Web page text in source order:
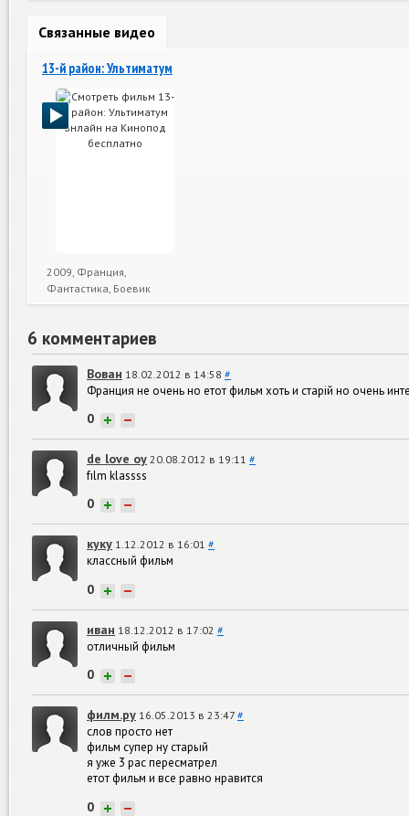
Связанные видео
13-й район: Ультиматум
2009, Франция,
Фантастика, Боевик
6 комментариев
Вован 18.02.2012 в 14:58 #
Франция не очень но етот фильм хоть и старій но очень
0 + −
de love oy 20.08.2012 в 19:11 #
fılm klassss
0 + −
куку 1.12.2012 в 16:01 #
классный фильм
0 + −
иван 18.12.2012 в 17:02 #
отличный фильм
0 + −
филм.ру 16.05.2013 в 23:47 #
слов просто нет
фильм супер ну старый
я уже 3 рас пересматрел
етот фильм и все равно нравится
0 + −